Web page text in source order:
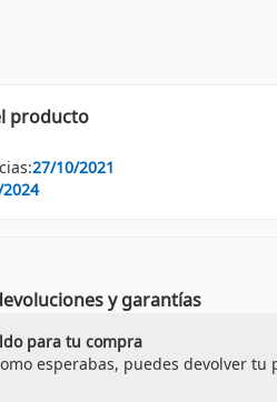
producto
27/10/2021
y garantías
para tu compra
esperabas, puedes devolver